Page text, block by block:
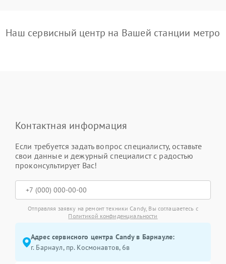
Наш сервисный центр на Вашей станции метро
Контактная информация
Если требуется задать вопрос специалисту, оставьте
свои данные и дежурный специалист с радостью
проконсультирует Вас!
Отправляя заявку на ремонт техники Candy, Вы соглашаетесь с
Политикой конфиденциальности
Адрес сервисного центра Candy в Барнауле:
г. Барнаул, ​пр. Космонавтов, 6в